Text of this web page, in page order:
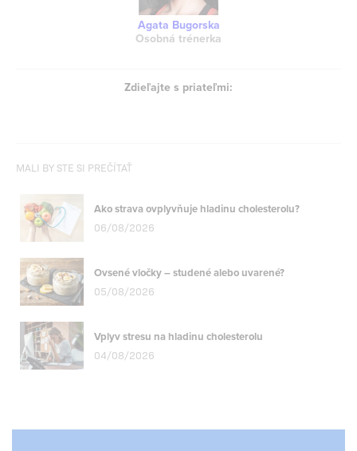
Agata Bugorska
Osobná trénerka
Zdieľajte s priateľmi:
MALI BY STE SI PREČÍTAŤ
Ako strava ovplyvňuje hladinu cholesterolu?
06/08/2026
Ovsené vločky – studené alebo uvarené?
05/08/2026
Vplyv stresu na hladinu cholesterolu
04/08/2026